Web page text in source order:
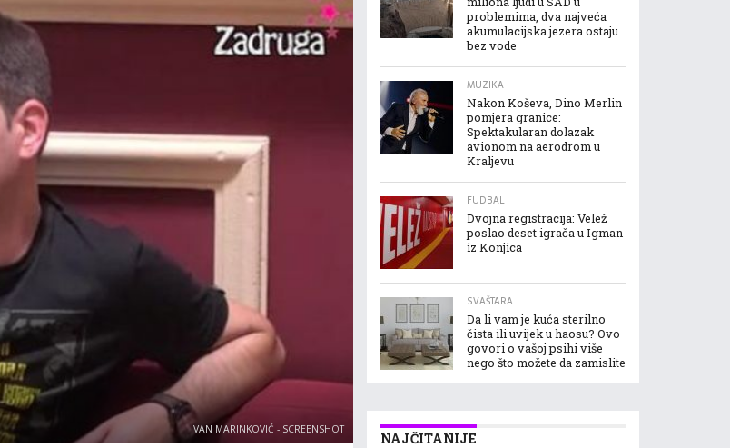
IVAN MARINKOVIĆ - SCREENSHOT
problemima, dva najveća
akumulacijska jezera ostaju
bez vode
MUZIKA
Nakon Koševa, Dino Merlin
pomjera granice:
Spektakularan dolazak
avionom na aerodrom u
Kraljevu
FUDBAL
Dvojna registracija: Velež
poslao deset igrača u Igman
iz Konjica
SVAŠTARA
Da li vam je kuća sterilno
čista ili uvijek u haosu? Ovo
govori o vašoj psihi više
nego što možete da zamislite
NAJČITANIJE